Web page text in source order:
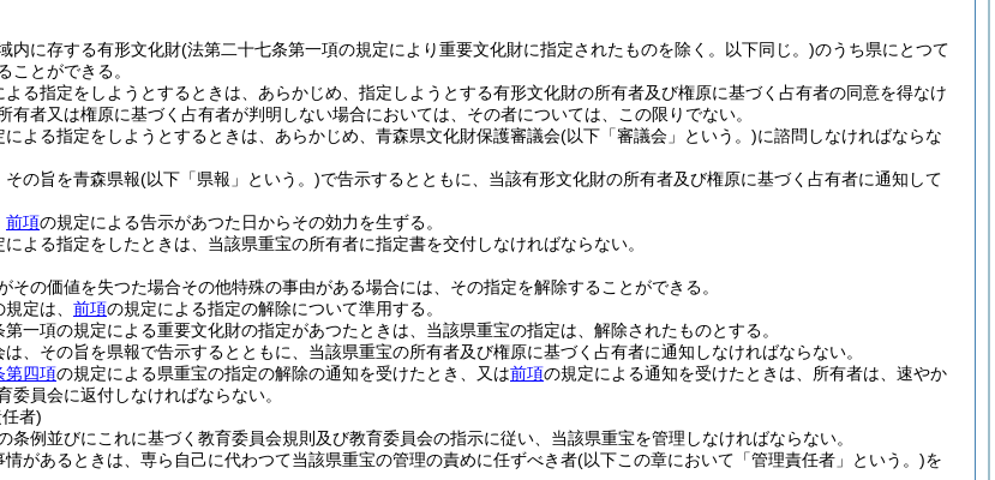
内に存する有形文化財(法第二十七条第一項の規定により重要文化財に指定されたものを除く。以下同じ。)のうち県にとつて
ことができる。
よる指定をしようとするときは、あらかじめ、指定しようとする有形文化財の所有者及び権原に基づく占有者の同意を得なけ
有者又は権原に基づく占有者が判明しない場合においては、その者については、この限りでない。
による指定をしようとするときは、あらかじめ、青森県文化財保護審議会(以下「審議会」という。)に諮問しなければならな
の旨を青森県報(以下「県報」という。)で告示するとともに、当該有形文化財の所有者及び権原に基づく占有者に通知して
前項の規定による告示があつた日からその効力を生ずる。
による指定をしたときは、当該県重宝の所有者に指定書を交付しなければならない。
その価値を失つた場合その他特殊の事由がある場合には、その指定を解除することができる。
規定は、 前項の規定による指定の解除について準用する。
一項の規定による重要文化財の指定があつたときは、当該県重宝の指定は、解除されたものとする。
、その旨を県報で告示するとともに、当該県重宝の所有者及び権原に基づく占有者に通知しなければならない。
第四項の規定による県重宝の指定の解除の通知を受けたとき、又は前項の規定による通知を受けたときは、所有者は、速やか
委員会に返付しなければならない。
者)
条例並びにこれに基づく教育委員会規則及び教育委員会の指示に従い、当該県重宝を管理しなければならない。
があるときは、専ら自己に代わつて当該県重宝の管理の責めに任ずべき者(以下この章において「管理責任者」という。)を